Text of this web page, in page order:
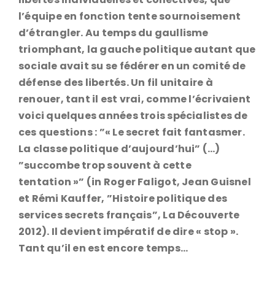
l’équipe en fonction tente sournoisement
d’étrangler. Au temps du gaullisme
triomphant, la gauche politique autant que
sociale avait su se fédérer en un comité de
défense des libertés. Un fil unitaire à
renouer, tant il est vrai, comme l’écrivaient
voici quelques années trois spécialistes de
ces questions : ”« Le secret fait fantasmer.
La classe politique d’aujourd’hui” (…)
”succombe trop souvent à cette
tentation »” (in Roger Faligot, Jean Guisnel
et Rémi Kauffer, ”Histoire politique des
services secrets français”, La Découverte
2012). Il devient impératif de dire « stop ».
Tant qu’il en est encore temps…